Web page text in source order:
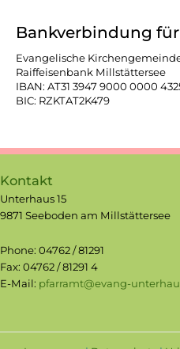
Bankverbindung
Evangelische
Raiffeisenbank Millstättersee
IBAN: AT31 3947 9000 0000
BIC: RZKTAT2K479
Kontakt
Unterhaus 15
9871 Seeboden am Millstättersee
Phone: 04762 / 81291
Fax: 04762 / 81291 4
E-Mail: pfarramt@evang-